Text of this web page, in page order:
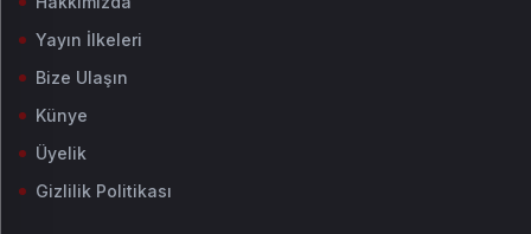
Yayın İlkeleri
Bize Ulaşın
Künye
Üyelik
Gizlilik Politikası